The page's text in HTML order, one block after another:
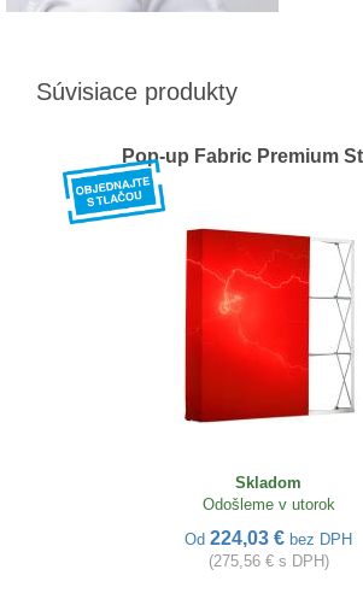
Súvisiace produkty
Pop-up Fabric Premium
Skladom
Odošleme v utorok
Od 224,03 € bez DPH
(275,56 € s DPH)